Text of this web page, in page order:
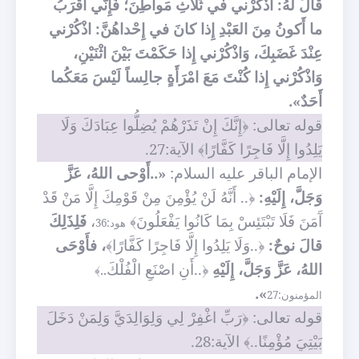
قالَ لَهُ: اذْكُرْني في ثَلاثِ مَواطِنَ؛ فَإِنّي أَقْرَبُ
ما أَكونُ مِنَ العَبْدِ إِذا كانَ في إِحْداهُنَّ: اذْكُرْني
عِنْدَ غَضَبِكَ، وَاذْكُرْني إِذا حَكَمْتَ بَيْنَ اثْنَيْنِ،
وَاذْكُرْني إِذا كُنْتَ مَعَ امْرَأَةٍ جالِساً لَيْسَ مَعَكُما
أَحَدٌ».
قوله تعالى: ﴿إِنَّكَ إِنْ تَذَرْهُمْ يُضِلُّوا عِبَادَكَ وَلَا
يَلِدُوا إِلَّا فَاجِرًا كَفَّارًا﴾ الآية:27.
الإمام الباقر عليه السلام: «..أَوْحى اللهُ، عَزَّ
وَجَلَّ، إِلَيْهِ:﴿.. أَنَّهُ لَنْ يُؤْمِنَ مِنْ قَوْمِكَ إِلَّا مَنْ قَدْ
آَمَنَ فَلَا تَبْتَئِسْ بِمَا كَانُوا يَفْعَلُونَ﴾ هود:36 ، فَلِذَلِكَ
قالَ نوحٌ:﴿..وَلَا يَلِدُوا إِلَّا فَاجِرًا كَفَّارًا﴾، فأَوْحَى
اللهُ، عَزَّ وَجَلَّ، إِلَيْهِ﴿..أَنِ اصْنَعِ الْفُلْكَ..﴾
المؤمنون:27
».
قوله تعالى: ﴿رَبِّ اغْفِرْ لِي وَلِوَالِدَيَّ وَلِمَنْ دَخَلَ
بَيْتِيَ مُؤْمِنًا..﴾ الآية:28.